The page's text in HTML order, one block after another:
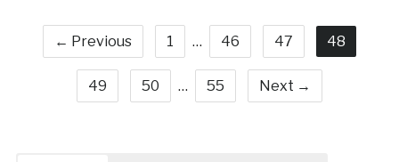
← Previous 1 … 46 47 48
49 50 … 55 Next →